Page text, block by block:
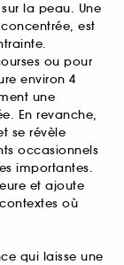
la peau. Une
est
ou pour
environ 4
une
En revanche,
se révèle
occasionnels
importantes.
et ajoute
où
qui laisse une